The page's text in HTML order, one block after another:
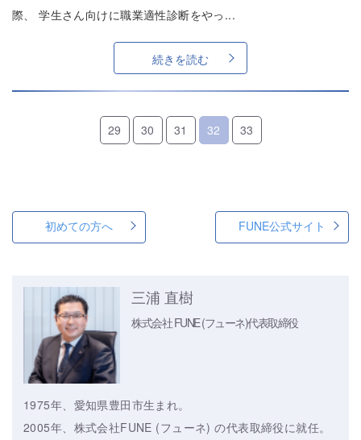
際、 学生さん向けに職業適性診断をやっ...
続きを読む
29 30 31 32 33
初めての方へ FUNE公式サイト
三浦 直樹
株式会社 FUNE (フューネ)代表取締役
1975年、愛知県豊田市生まれ。
2005年、株式会社FUNE (フューネ) の代表取締役に就任。